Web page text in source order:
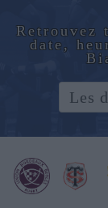
Retrouvez
date,